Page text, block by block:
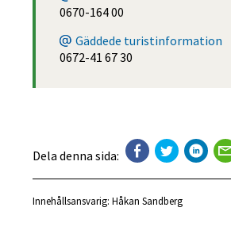
0670-164 00
Gäddede turistinformation
0672-41 67 30
Dela denna sida:
Innehållsansvarig: Håkan Sandberg